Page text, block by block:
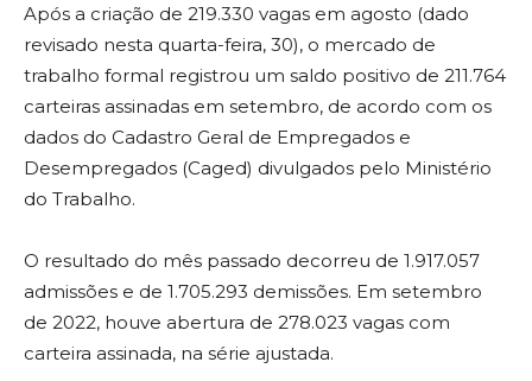
Após a criação de 219.330 vagas em agosto (dado
revisado nesta quarta-feira, 30), o mercado de
trabalho formal registrou um saldo positivo de 211.764
carteiras assinadas em setembro, de acordo com os
dados do Cadastro Geral de Empregados e
Desempregados (Caged) divulgados pelo Ministério
do Trabalho.
O resultado do mês passado decorreu de 1.917.057
admissões e de 1.705.293 demissões. Em setembro
de 2022, houve abertura de 278.023 vagas com
carteira assinada, na série ajustada.